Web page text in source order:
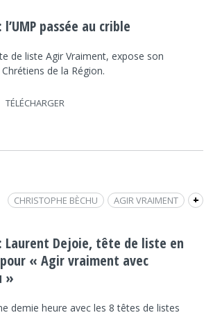
POLITIQUE
POLITIQUE
UMP passée au crible
de liste Agir Vraiment, expose son
de la Région.
TÉLÉCHARGER
+
AGIR VRAIMENT
CHRISTOPHE BÈCHU
INTERVIEW
LAURENT DEJOIE
POLITIQUE
RÉGIONALES
UMP
VERTOU
Laurent Dejoie, tête de liste en
« Agir vraiment avec
»
demie heure avec les 8 têtes de listes